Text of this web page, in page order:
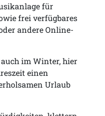
für
frei verfügbares
andere Online-
im Winter, hier
einen
Urlaub